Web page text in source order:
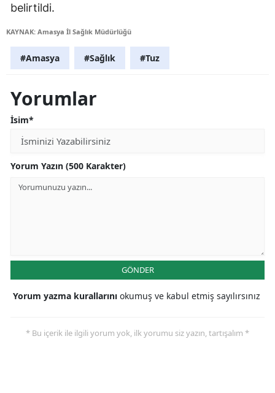
belirtildi.
KAYNAK: Amasya İl Sağlık Müdürlüğü
#Amasya #Sağlık #Tuz
Yorumlar
İsim*
Yorum Yazın (500 Karakter)
GÖNDER
Yorum yazma kurallarını okumuş ve kabul etmiş sayılırsınız
* Bu içerik ile ilgili yorum yok, ilk yorumu siz yazın, tartışalım *